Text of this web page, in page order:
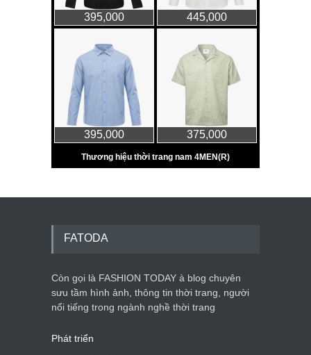
FATODA
Còn gọi là FASHION TODAY à blog chuyên
sưu tầm hình ảnh, thông tin thời trang, người
nổi tiếng trong ngành nghề thời trang
Phát triển